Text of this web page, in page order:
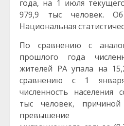
года, на 1 июля
979,9 тыс человек.
Национальная
По сравнению с
прошлого года
жителей РА упала на
сравнению с 1
численность населения
тыс человек,
превышение